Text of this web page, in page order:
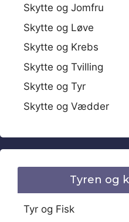
Skytte og Jomfru
Skytte og Løve
Skytte og Krebs
Skytte og Tvilling
Skytte og Tyr
Skytte og Vædder
Tyren og
Tyr og Fisk